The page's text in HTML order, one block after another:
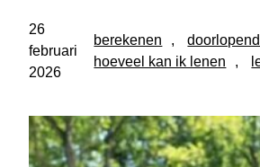
26
februari
2026
berekenen ,
hoeveel kan ik lenen
,